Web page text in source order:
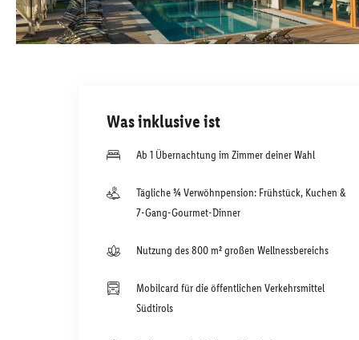
Was inklusive ist
Ab 1 Übernachtung im Zimmer deiner Wahl
Tägliche ¾ Verwöhnpension: Frühstück, Kuchen &
7-Gang-Gourmet-Dinner
Nutzung des 800 m² großen Wellnessbereichs
Mobilcard für die öffentlichen Verkehrsmittel
Südtirols